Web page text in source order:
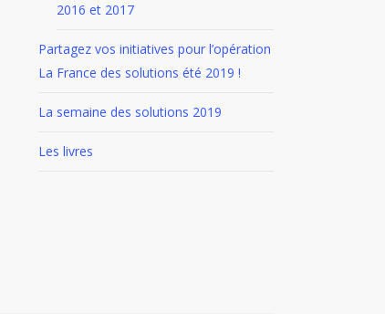
2016 et 2017
Partagez vos initiatives pour l’opération
La France des solutions été 2019 !
La semaine des solutions 2019
Les livres